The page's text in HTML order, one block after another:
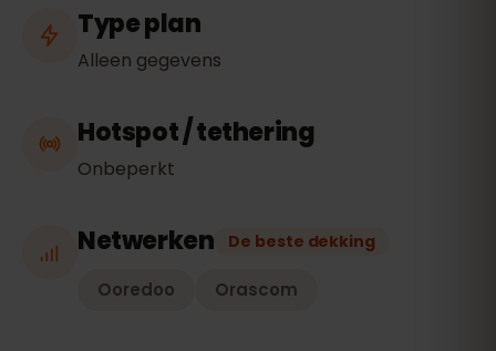
Type plan
Alleen gegevens
Hotspot / tethering
Onbeperkt
Netwerken De beste dekking
Ooredoo Orascom